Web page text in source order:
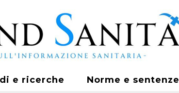
e ricerche Norme e sentenze